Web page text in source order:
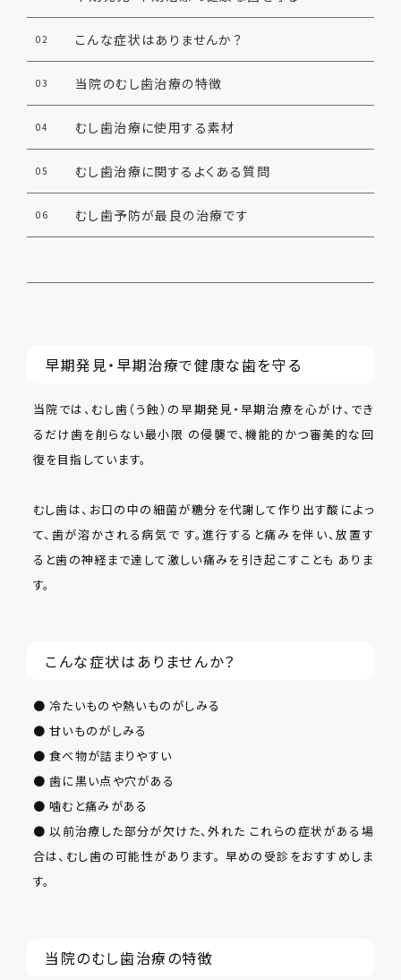
02 こんな症状はありませんか？
03 当院のむし歯治療の特徴
04 むし歯治療に使用する素材
05 むし歯治療に関するよくある質問
06 むし歯予防が最良の治療です
早期発見・早期治療で健康な歯を守る
当院では、むし歯（う蝕）の早期発見・早期治療を心がけ、でき
るだけ歯を削らない最小限 の侵襲で、機能的かつ審美的な回
復を目指しています。
むし歯は、お口の中の細菌が糖分を代謝して作り出す酸によっ
て、歯が溶かされる病気で す。進行すると痛みを伴い、放置す
ると歯の神経まで達して激しい痛みを引き起こすことも ありま
す。
こんな症状はありませんか？
● 冷たいものや熱いものがしみる
● 甘いものがしみる
● 食べ物が詰まりやすい
● 歯に黒い点や穴がある
● 噛むと痛みがある
● 以前治療した部分が欠けた、外れた これらの症状がある場
合は、むし歯の可能性があります。 早めの受診をおすすめしま
す。
当院のむし歯治療の特徴